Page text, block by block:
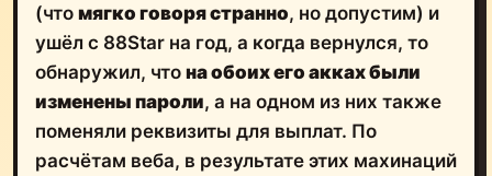
(что мягко говоря странно, но допустим) и
ушёл с 88Star на год, а когда вернулся, то
обнаружил, что на обоих его акках были
изменены пароли, а на одном из них также
поменяли реквизиты для выплат. По
расчётам веба, в результате этих махинаций